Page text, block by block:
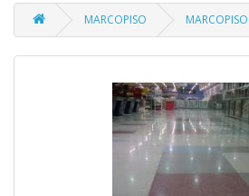
MARCOPISO MARCOPISO